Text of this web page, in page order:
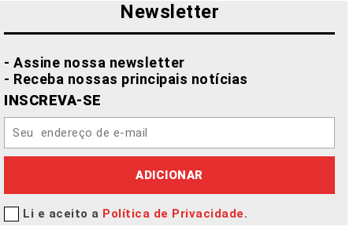
Newsletter
- Assine nossa newsletter
- Receba nossas principais notícias
INSCREVA-SE
ADICIONAR
Li e aceito a Política de Privacidade.